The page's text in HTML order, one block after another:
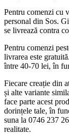
Pentru comenzi cu
personal din Sos.
se livrează contra
Pentru comenzi
livrarea este
între 40-70 lei, în
Fiecare creație din
și alte variante
face parte acest
dorințele tale, în
suna la 0746 237
realitate.